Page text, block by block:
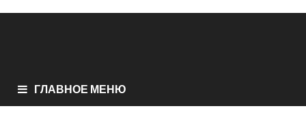
ГЛАВНОЕ МЕНЮ